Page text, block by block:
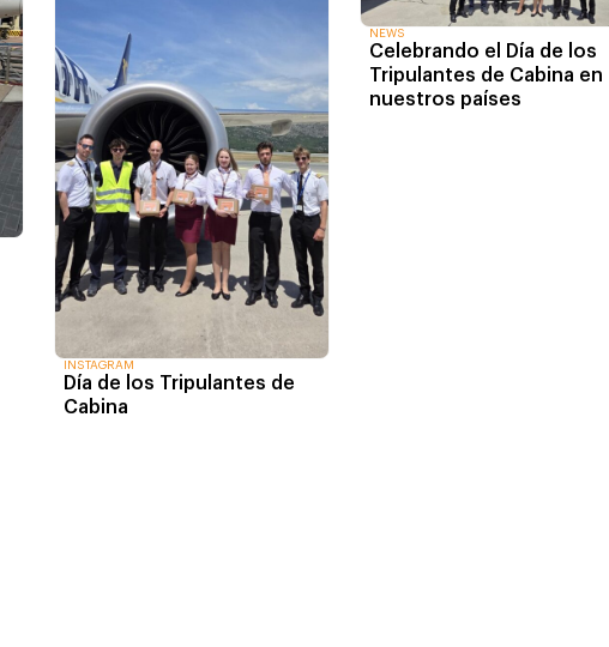
INSTAGRAM
Día de los Tripulantes de
Cabina
NEWS
Celebrando el Día de los
Tripulantes de Cabina en
nuestros países